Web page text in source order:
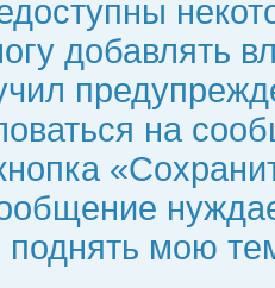
добавлять
на
поднять мою